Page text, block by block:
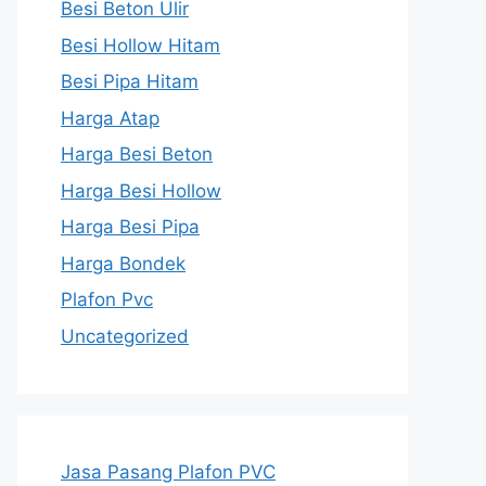
Besi Beton Ulir
Besi Hollow Hitam
Besi Pipa Hitam
Harga Atap
Harga Besi Beton
Harga Besi Hollow
Harga Besi Pipa
Harga Bondek
Plafon Pvc
Uncategorized
Jasa Pasang Plafon PVC